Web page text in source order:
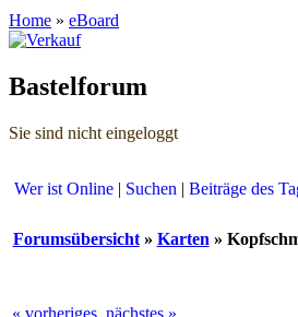
Home » eBoard
Bastelforum
Sie sind nicht eingeloggt
Wer ist Online | Suchen | Beiträge des
Forumsübersicht» Karten »
« vorheriges nächstes »